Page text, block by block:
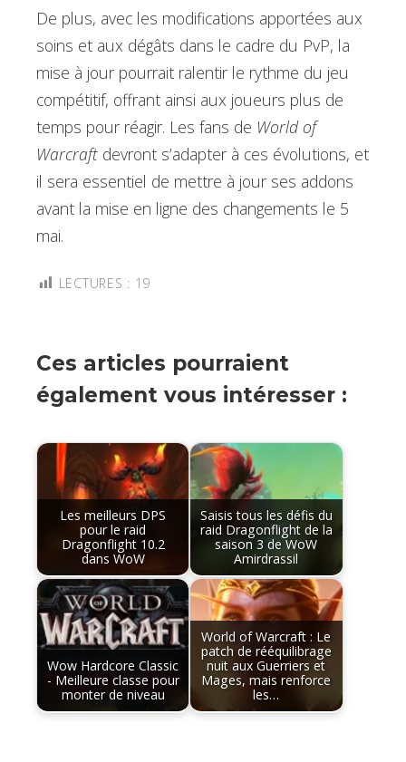
De plus, avec les modifications apportées aux
soins et aux dégâts dans le cadre du PvP, la
mise à jour pourrait ralentir le rythme du jeu
compétitif, offrant ainsi aux joueurs plus de
temps pour réagir. Les fans de World of
Warcraft devront s’adapter à ces évolutions, et
il sera essentiel de mettre à jour ses addons
avant la mise en ligne des changements le 5
mai.
LECTURES : 19
Ces articles pourraient
également vous intéresser :
Les meilleurs DPS
pour le raid
Dragonflight 10.2
dans WoW
Saisis tous les défis du
raid Dragonflight de la
saison 3 de WoW
Amirdrassil
Wow Hardcore Classic
- Meilleure classe pour
monter de niveau
World of Warcraft : Le
patch de rééquilibrage
nuit aux Guerriers et
Mages, mais renforce
les…